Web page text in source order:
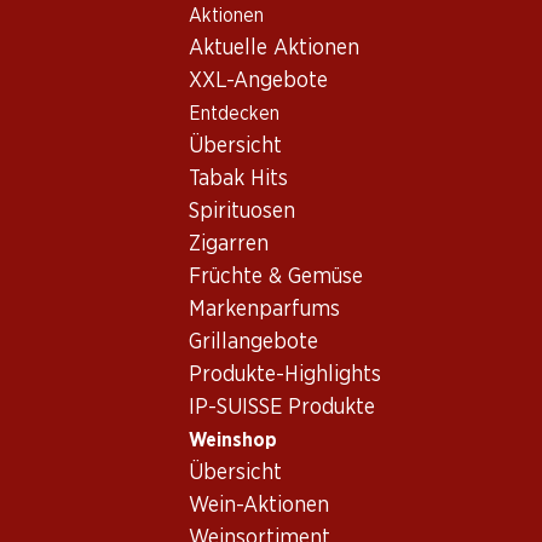
Aktionen
Aktuelle Aktionen
XXL-Angebote
Entdecken
Übersicht
Tabak Hits
Spirituosen
Zigarren
Früchte & Gemüse
Markenparfums
Grillangebote
Produkte-Highlights
IP-SUISSE Produkte
Weinshop
Übersicht
Wein-Aktionen
Wein/Champagner
Lombardei
Santa Lucia Brut Franciacorta DOCG
Vorderseite